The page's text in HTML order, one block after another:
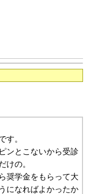
す。
ンとこないから受診
けの。
奨学金をもらって大
になればよかったか